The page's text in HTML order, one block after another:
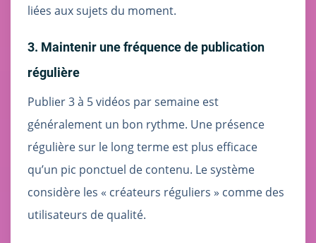
liées aux sujets du moment.
3. Maintenir une fréquence de publication
régulière
Publier 3 à 5 vidéos par semaine est
généralement un bon rythme. Une présence
régulière sur le long terme est plus efficace
qu’un pic ponctuel de contenu. Le système
considère les « créateurs réguliers » comme des
utilisateurs de qualité.